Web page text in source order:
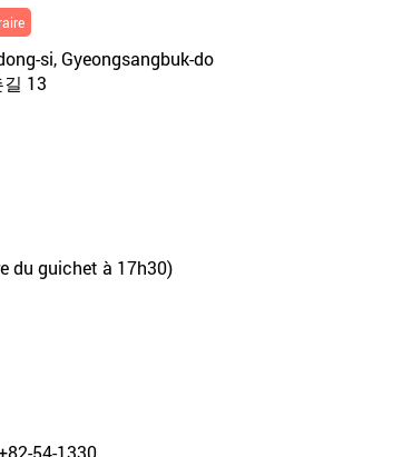
si, Gyeongsangbuk-do
13
du guichet à 17h30)
54-1330